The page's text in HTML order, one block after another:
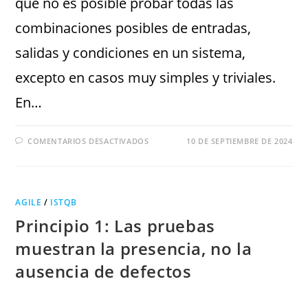
combinaciones posibles de entradas,
salidas y condiciones en un sistema,
excepto en casos muy simples y triviales.
En…
COMENTARIOS DESACTIVADOS 10 DE SEPTIEMBRE DE 2024
AGILE / ISTQB
Principio 1: Las pruebas
muestran la presencia, no la
ausencia de defectos